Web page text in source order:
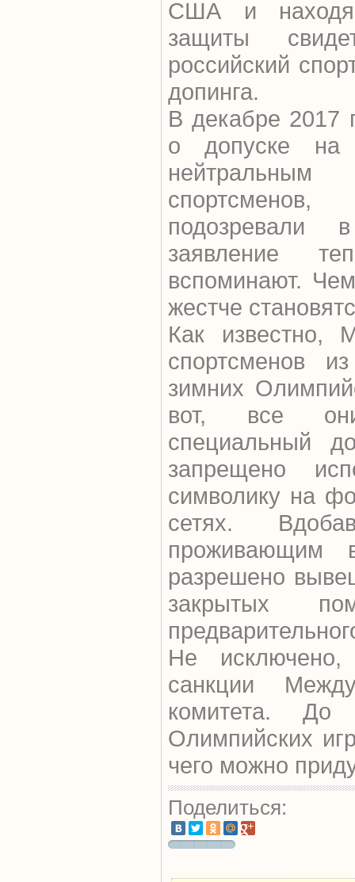
США и
защиты
российский
допинга.
В декабре 2017
о допуске
заявление
вспоминают.
жестче
Как известно,
спортсменов
зимних
вот, все
специальный
запрещено
символику на
сетях.
проживающим
разрешено
закрытых
Не
санкции
комитета.
Олимпийских
чего можно
Поделиться: